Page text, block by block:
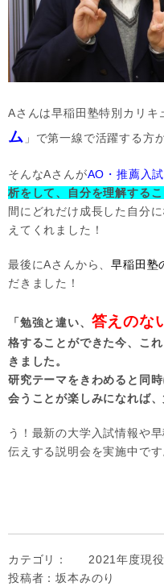
Aさんは早稲田塾特別カリキ
ム 」で第一線で活躍する方
そんなAさんがAO・推薦入
析をして、自分を理解するこ
間にどれだけ成長した自分
えてくれました！
最後にAさんから、早稲田塾
だきました！
「勉強と違い、 答えのな
格することができた今、こ
きました。
研究テーマをきわめると同
会うことが楽しみになれば、
う！最新の大学入試情報や
伝えする説明会を実施中で
カテゴリ： 2021年度現
投稿者：坂本みのり